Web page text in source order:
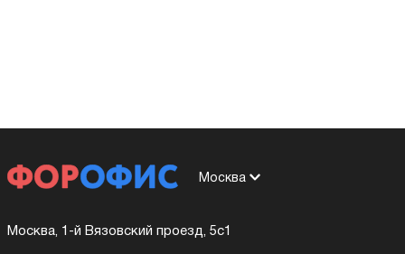
Москва
Москва, 1-й Вязовский проезд, 5с1